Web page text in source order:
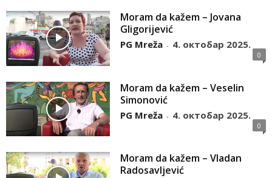
Moram da kažem – Jovana
Gligorijević
PG Mreža - 4. октобар 2025.
0
Moram da kažem – Veselin
Simonović
PG Mreža - 4. октобар 2025.
0
Moram da kažem – Vladan
Radosavljević